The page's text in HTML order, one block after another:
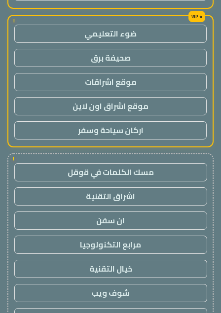
!
ضوء التعليمي
صحيفة برق
موقع اشراقات
موقع اشراق اون لاين
اركان سياحة وسفر
!
مسك الكلمات في قوقل
اشراق التقنية
ان سفن
مرابع التكنولوجيا
خيال التقنية
شوف ويب